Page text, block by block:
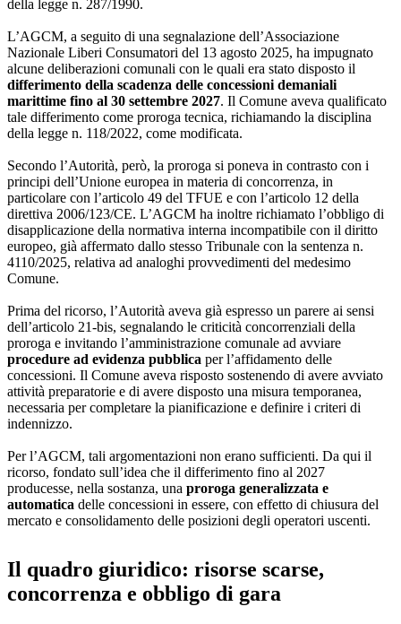
della legge n. 287/1990.
L’AGCM, a seguito di una segnalazione dell’Associazione
Nazionale Liberi Consumatori del 13 agosto 2025, ha impugnato
alcune deliberazioni comunali con le quali era stato disposto il
differimento della scadenza delle concessioni demaniali
marittime fino al 30 settembre 2027. Il Comune aveva qualificato
tale differimento come proroga tecnica, richiamando la disciplina
della legge n. 118/2022, come modificata.
Secondo l’Autorità, però, la proroga si poneva in contrasto con i
principi dell’Unione europea in materia di concorrenza, in
particolare con l’articolo 49 del TFUE e con l’articolo 12 della
direttiva 2006/123/CE. L’AGCM ha inoltre richiamato l’obbligo di
disapplicazione della normativa interna incompatibile con il diritto
europeo, già affermato dallo stesso Tribunale con la sentenza n.
4110/2025, relativa ad analoghi provvedimenti del medesimo
Comune.
Prima del ricorso, l’Autorità aveva già espresso un parere ai sensi
dell’articolo 21-bis, segnalando le criticità concorrenziali della
proroga e invitando l’amministrazione comunale ad avviare
procedure ad evidenza pubblica per l’affidamento delle
concessioni. Il Comune aveva risposto sostenendo di avere avviato
attività preparatorie e di avere disposto una misura temporanea,
necessaria per completare la pianificazione e definire i criteri di
indennizzo.
Per l’AGCM, tali argomentazioni non erano sufficienti. Da qui il
ricorso, fondato sull’idea che il differimento fino al 2027
producesse, nella sostanza, una proroga generalizzata e
automatica delle concessioni in essere, con effetto di chiusura del
mercato e consolidamento delle posizioni degli operatori uscenti.
Il quadro giuridico: risorse scarse,
concorrenza e obbligo di gara